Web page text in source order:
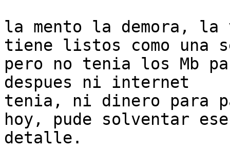
la mento la demora, la
tiene listos como una
pero no tenia los Mb
despues ni internet
tenia, ni dinero para
hoy, pude solventar ese
detalle.